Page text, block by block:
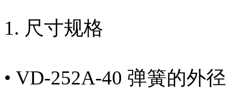
1. 尺寸规格
• VD-252A-40 弹簧的外